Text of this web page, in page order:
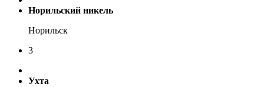
Норильский никель
Норильск
3
Ухта